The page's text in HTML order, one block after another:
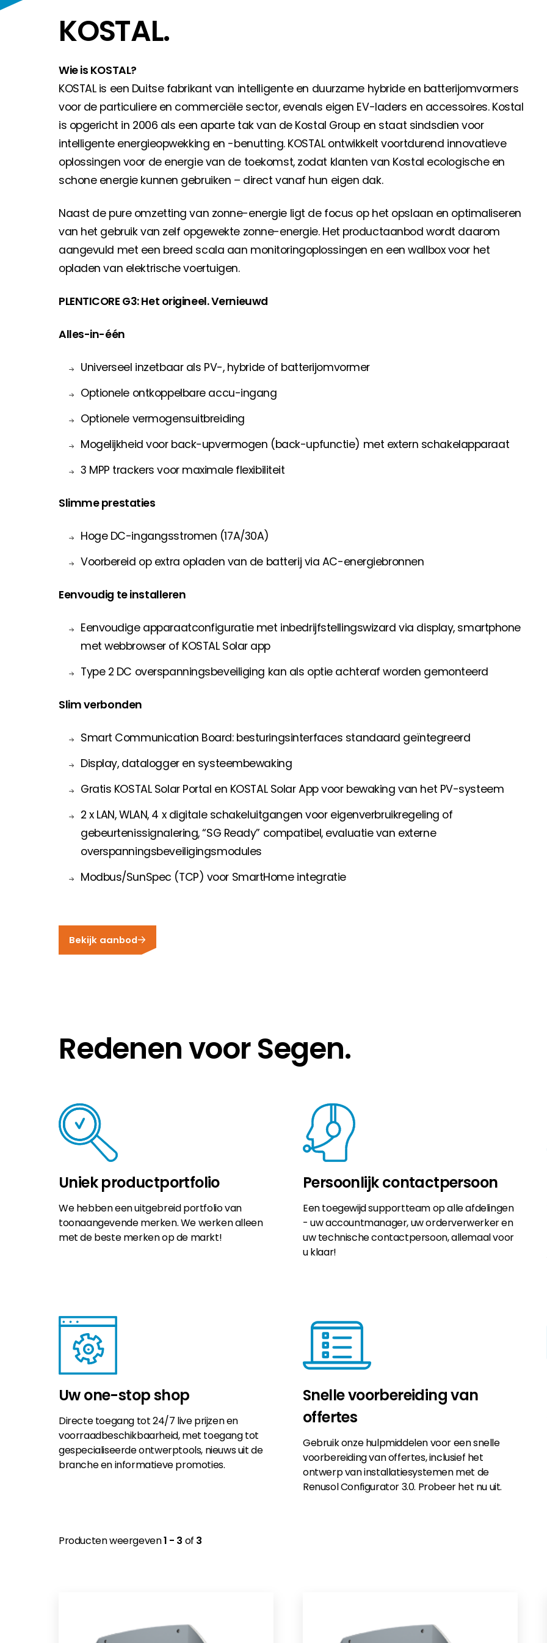
Als u op zoek bent naar belangrijke product- en branche-informatie, dan vindt u die hier.
KOSTAL.
Wie is KOSTAL?
KOSTAL is een Duitse fabrikant van intelligente en duurzame hybride en batterijomvormers
voor de particuliere en commerciële sector, evenals eigen EV-laders en accessoires. Kostal
is opgericht in 2006 als een aparte tak van de Kostal Group en staat sindsdien voor
intelligente energieopwekking en -benutting. KOSTAL ontwikkelt voortdurend innovatieve
oplossingen voor de energie van de toekomst, zodat klanten van Kostal ecologische en
schone energie kunnen gebruiken – direct vanaf hun eigen dak.
Naast de pure omzetting van zonne-energie ligt de focus op het opslaan en optimaliseren
van het gebruik van zelf opgewekte zonne-energie. Het productaanbod wordt daarom
aangevuld met een breed scala aan monitoringoplossingen en een wallbox voor het
opladen van elektrische voertuigen.
PLENTICORE G3: Het origineel. Vernieuwd
Alles-in-één
Universeel inzetbaar als PV-, hybride of batterijomvormer
Optionele ontkoppelbare accu-ingang
Optionele vermogensuitbreiding
Mogelijkheid voor back-upvermogen (back-upfunctie) met extern schakelapparaat
3 MPP trackers voor maximale flexibiliteit
Slimme prestaties
Hoge DC-ingangsstromen (17A/30A)
Voorbereid op extra opladen van de batterij via AC-energiebronnen
Eenvoudig te installeren
Eenvoudige apparaatconfiguratie met inbedrijfstellingswizard via display, smartphone
met webbrowser of KOSTAL Solar app
Type 2 DC overspanningsbeveiliging kan als optie achteraf worden gemonteerd
Slim verbonden
Smart Communication Board: besturingsinterfaces standaard geïntegreerd
Display, datalogger en systeembewaking
Gratis KOSTAL Solar Portal en KOSTAL Solar App voor bewaking van het PV-systeem
2 x LAN, WLAN, 4 x digitale schakeluitgangen voor eigenverbruikregeling of
gebeurtenissignalering, “SG Ready” compatibel, evaluatie van externe
overspanningsbeveiligingsmodules
Modbus/SunSpec (TCP) voor SmartHome integratie
Bekijk aanbod
Redenen voor Segen.
Uniek productportfolio
We hebben een uitgebreid portfolio van
toonaangevende merken. We werken alleen
met de beste merken op de markt!
Persoonlijk contactpersoon
Een toegewijd supportteam op alle afdelingen
- uw accountmanager, uw orderverwerker en
uw technische contactpersoon, allemaal voor
u klaar!
Uw one-stop shop
Directe toegang tot 24/7 live prijzen en
voorraadbeschikbaarheid, met toegang tot
gespecialiseerde ontwerptools, nieuws uit de
branche en informatieve promoties.
Snelle voorbereiding van
offertes
Gebruik onze hulpmiddelen voor een snelle
voorbereiding van offertes, inclusief het
ontwerp van installatiesystemen met de
Renusol Configurator 3.0. Probeer het nu uit.
Producten weergeven1 - 3 of 3